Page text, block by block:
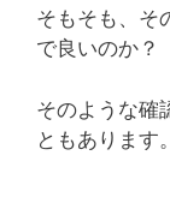
そもそも、そ
で良いのか？
そのような確
ともあります。